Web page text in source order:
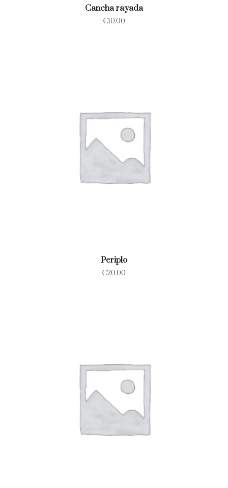
Cancha rayada
€10.00
Periplo
€20.00